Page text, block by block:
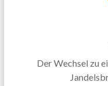
Der Wechsel zu